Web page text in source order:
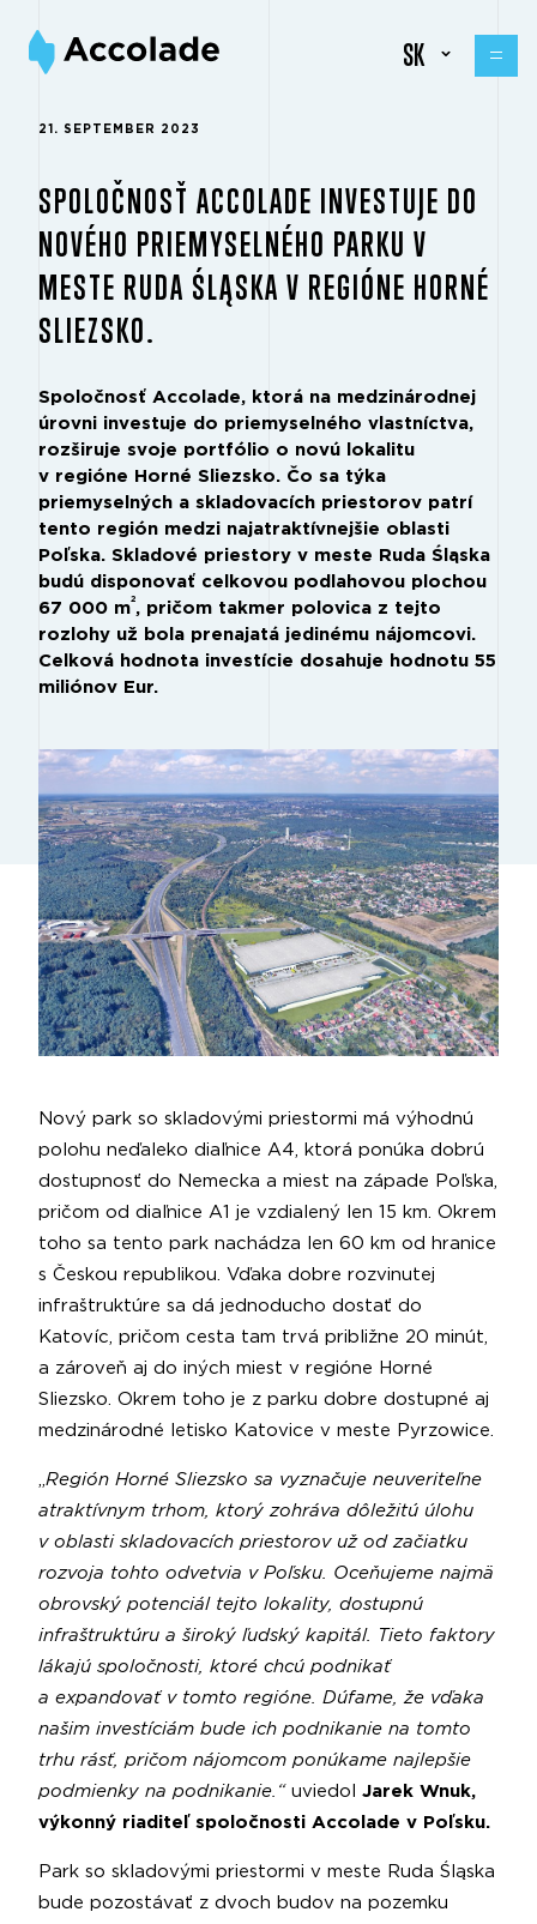
SK
21. SEPTEMBER 2023
SPOLOČNOSŤ ACCOLADE INVESTUJE DO
NOVÉHO PRIEMYSELNÉHO PARKU V
MESTE RUDA ŚLĄSKA V REGIÓNE HORNÉ
SLIEZSKO.
Spoločnosť Accolade, ktorá na medzinárodnej
úrovni investuje do priemyselného vlastníctva,
rozširuje svoje portfólio o novú lokalitu
v regióne Horné Sliezsko. Čo sa týka
priemyselných a skladovacích priestorov patrí
tento región medzi najatraktívnejšie oblasti
Poľska. Skladové priestory v meste Ruda Śląska
budú disponovať celkovou podlahovou plochou
67 000 m2, pričom takmer polovica z tejto
rozlohy už bola prenajatá jedinému nájomcovi.
Celková hodnota investície dosahuje hodnotu 55
miliónov Eur.
Nový park so skladovými priestormi má výhodnú
polohu neďaleko diaľnice A4, ktorá ponúka dobrú
dostupnosť do Nemecka a miest na západe Poľska,
pričom od diaľnice A1 je vzdialený len 15 km. Okrem
toho sa tento park nachádza len 60 km od hranice
s Českou republikou. Vďaka dobre rozvinutej
infraštruktúre sa dá jednoducho dostať do
Katovíc, pričom cesta tam trvá približne 20 minút,
a zároveň aj do iných miest v regióne Horné
Sliezsko. Okrem toho je z parku dobre dostupné aj
medzinárodné letisko Katovice v meste Pyrzowice.
„Región Horné Sliezsko sa vyznačuje neuveriteľne
atraktívnym trhom, ktorý zohráva dôležitú úlohu
v oblasti skladovacích priestorov už od začiatku
rozvoja tohto odvetvia v Poľsku. Oceňujeme najmä
obrovský potenciál tejto lokality, dostupnú
infraštruktúru a široký ľudský kapitál. Tieto faktory
lákajú spoločnosti, ktoré chcú podnikať
a expandovať v tomto regióne. Dúfame, že vďaka
našim investíciám bude ich podnikanie na tomto
trhu rásť, pričom nájomcom ponúkame najlepšie
podmienky na podnikanie.“ uviedol Jarek Wnuk,
výkonný riaditeľ spoločnosti Accolade v Poľsku.
Park so skladovými priestormi v meste Ruda Śląska
bude pozostávať z dvoch budov na pozemku